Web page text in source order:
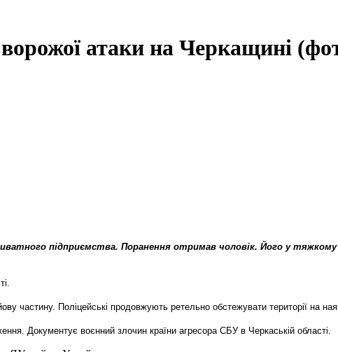
атаки на Черкащині
підприємства. Поранення отримав чоловік. Його у
частину. Поліцейські продовжують ретельно обстежувати території на
Документує воєнний злочин країни агресора СБУ в Черкаській області.